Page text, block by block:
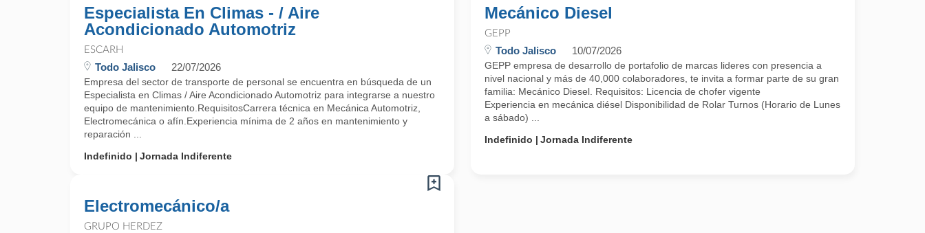
Especialista En Climas - / Aire
Acondicionado Automotriz
ESCARH
Todo Jalisco 22/07/2026
Empresa del sector de transporte de personal se encuentra en búsqueda de un
Especialista en Climas / Aire Acondicionado Automotriz para integrarse a nuestro
equipo de mantenimiento.RequisitosCarrera técnica en Mecánica Automotriz,
Electromecánica o afín.Experiencia mínima de 2 años en mantenimiento y
reparación ...
Indefinido
Jornada Indiferente
Mecánico Diesel
GEPP
Todo Jalisco 10/07/2026
GEPP empresa de desarrollo de portafolio de marcas lideres con presencia a
nivel nacional y más de 40,000 colaboradores, te invita a formar parte de su gran
familia: Mecánico Diesel. Requisitos: Licencia de chofer vigente
Experiencia en mecánica diésel Disponibilidad de Rolar Turnos (Horario de Lunes
a sábado) ...
Indefinido
Jornada Indiferente
Electromecánico/a
GRUPO HERDEZ